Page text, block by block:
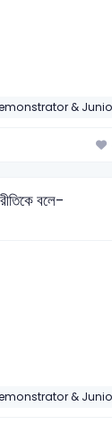
&
বলে-
&